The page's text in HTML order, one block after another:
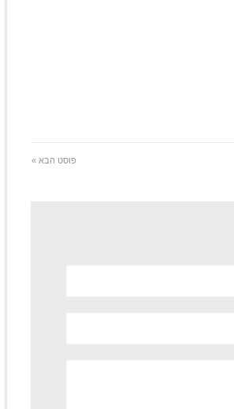
פוסט הבא »